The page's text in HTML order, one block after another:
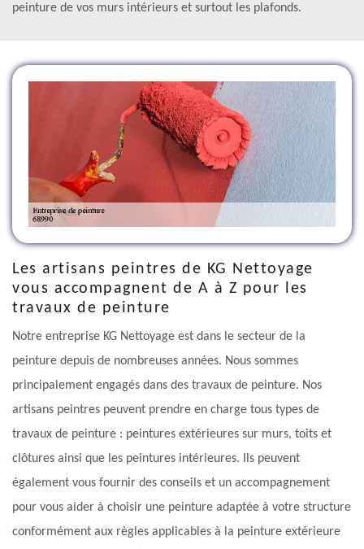
peinture de vos murs intérieurs et surtout les plafonds.
Les artisans peintres de KG Nettoyage
vous accompagnent de A à Z pour les
travaux de peinture
Notre entreprise KG Nettoyage est dans le secteur de la
peinture depuis de nombreuses années. Nous sommes
principalement engagés dans des travaux de peinture. Nos
artisans peintres peuvent prendre en charge tous types de
travaux de peinture : peintures extérieures sur murs, toits et
clôtures ainsi que les peintures intérieures. Ils peuvent
également vous fournir des conseils et un accompagnement
pour vous aider à choisir une peinture adaptée à votre structure
conformément aux règles applicables à la peinture extérieure